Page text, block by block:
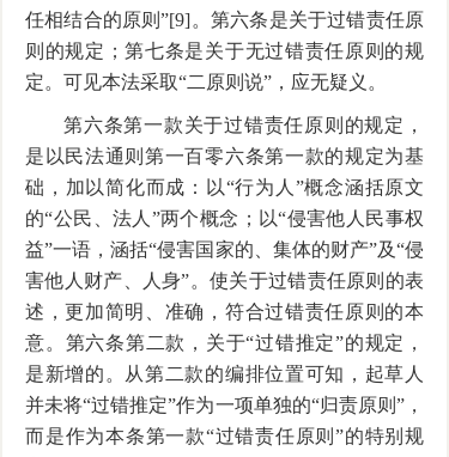
任相结合的原则”[9]。第六条是关于过错责任原
则的规定；第七条是关于无过错责任原则的规
定。可见本法采取“二原则说”，应无疑义。
第六条第一款关于过错责任原则的规定，
是以民法通则第一百零六条第一款的规定为基
础，加以简化而成：以“行为人”概念涵括原文
的“公民、法人”两个概念；以“侵害他人民事权
益”一语，涵括“侵害国家的、集体的财产”及“侵
害他人财产、人身”。使关于过错责任原则的表
述，更加简明、准确，符合过错责任原则的本
意。第六条第二款，关于“过错推定”的规定，
是新增的。从第二款的编排位置可知，起草人
并未将“过错推定”作为一项单独的“归责原则”，
而是作为本条第一款“过错责任原则”的特别规